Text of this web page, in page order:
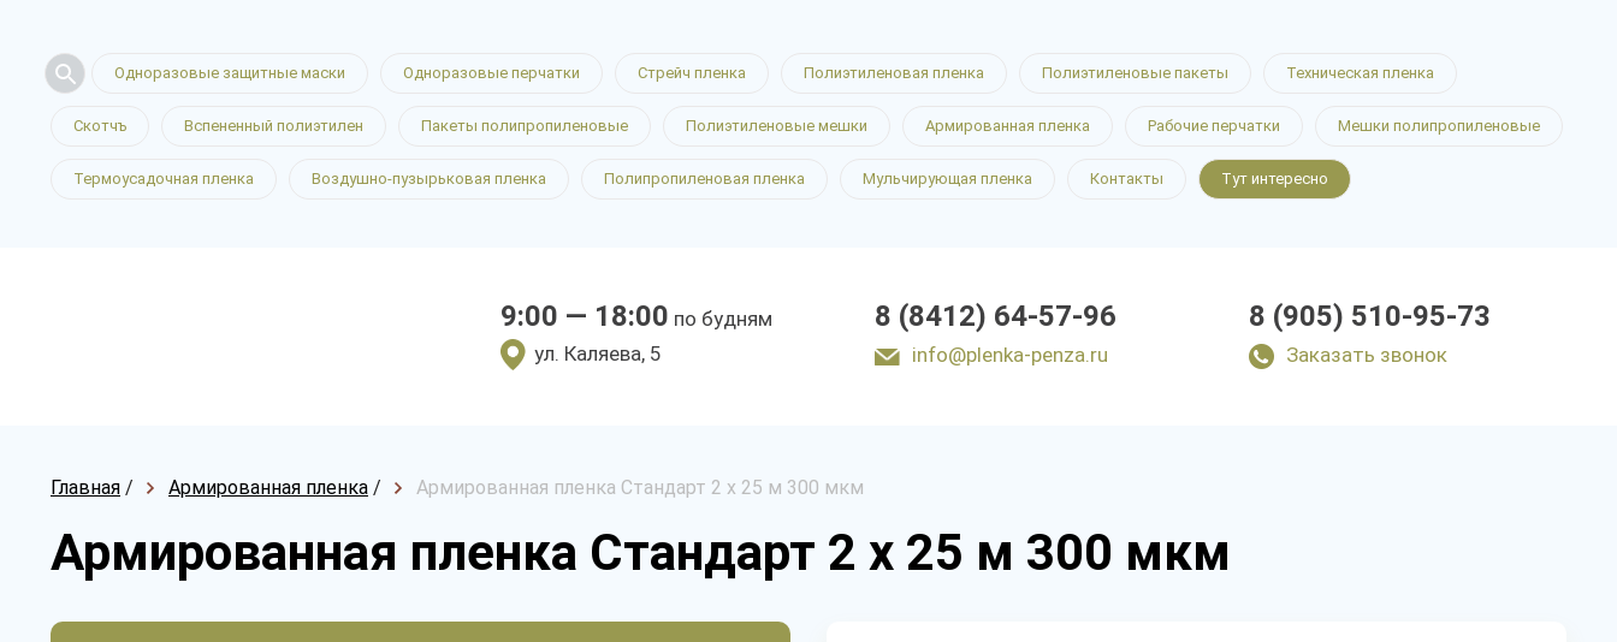
Одноразовые защитные маски Одноразовые перчатки Стрейч пленка Полиэтиленовая пленка Полиэтиленовые пакеты Техническая пленка
Скотчъ Вспененный полиэтилен Пакеты полипропиленовые Полиэтиленовые мешки Армированная пленка Рабочие перчатки Мешки полипропиленовые
Термоусадочная пленка Воздушно-пузырьковая пленка Полипропиленовая пленка Мульчирующая пленка Контакты Тут интересно
9:00 — 18:00 по будням
ул. Каляева, 5
8 (8412) 64-57-96
info@plenka-penza.ru
8 (905) 510-95-73
Заказать звонок
Главная / Армированная пленка / Армированная пленка Стандарт 2 х 25 м 300 мкм
Армированная пленка Стандарт 2 х 25 м 300 мкм